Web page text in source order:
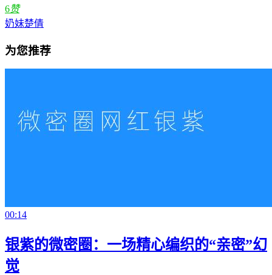
6赞
奶妹楚倩
为您推荐
00:14
银紫的微密圈：一场精心编织的“亲密”幻
觉